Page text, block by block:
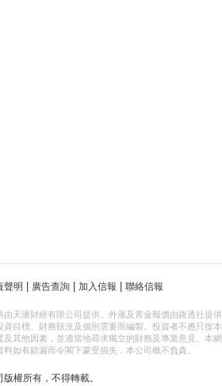
聲明 廣告查詢 加入信報 聯絡信報
天滙財經有限公司提供。外滙及黃金報價由路透社提供
目標、財務狀況及個別需要而編製。投資者不應只按
其他因素，並適當地尋求獨立的財務及專業意見。本
如有錯漏而令閣下蒙受損失，本公司概不負責。
權所有，不得轉載。